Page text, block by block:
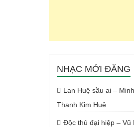
NHẠC MỚI ĐĂNG
Lan Huệ sầu ai –
Thanh Kim Huệ
Độc thủ đại hiệp – Vũ